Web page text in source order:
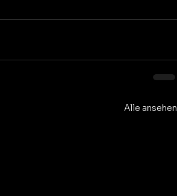
Alle ansehen